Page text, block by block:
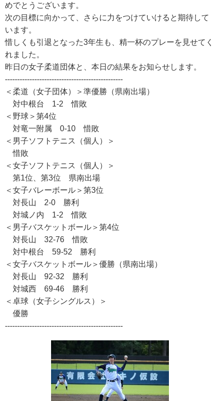
めでとうございます。
次の目標に向かって、さらに力をつけていけると期待して
います。
惜しくも引退となった3年生も、精一杯のプレーを見せてく
れました。
昨日の女子柔道団体と、本日の結果をお知らせします。
------------------------------------------------
＜柔道（女子団体）＞準優勝（県南出場）
対中根台 1-2 惜敗
＜野球＞第4位
対竜一附属 0-10 惜敗
＜男子ソフトテニス（個人）＞
惜敗
＜女子ソフトテニス（個人）＞
第1位、第3位 県南出場
＜女子バレーボール＞第3位
対長山 2-0 勝利
対城ノ内 1-2 惜敗
＜男子バスケットボール＞第4位
対長山 32-76 惜敗
対中根台 59-52 勝利
＜女子バスケットボール＞優勝（県南出場）
対長山 92-32 勝利
対城西 69-46 勝利
＜卓球（女子シングルス）＞
優勝
------------------------------------------------